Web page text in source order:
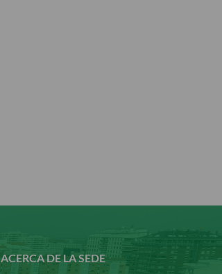
ACERCA DE LA SEDE